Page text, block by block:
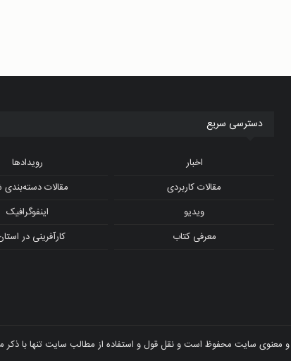
دسترسی سریع
اخبار
رویدادها
مقالات کاربردی
مقالات
ویدیو
اینفوگرافیک
معرفی کتاب
کارآفرینی در
معنوی سایت محفوظ است و نقل قول و استفاده از مطالب سایت تنها با ذکر